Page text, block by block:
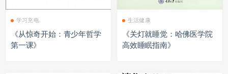
学习充电
《从惊奇开始：青少年哲学
第一课》
生活健康
《关灯就睡觉：哈佛医学院
高效睡眠指南》